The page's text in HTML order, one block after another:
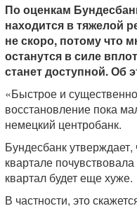
По оценкам
находится в тяжелой
не скоро, потому что
останутся в силе
станет доступной. Об
«Быстрое и
восстановление пока
немецкий центробанк.
Бундесбанк
квартале
квартал будет еще хуже.
В частности, это